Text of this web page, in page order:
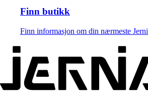
Finn butikk
Finn informasjon om din nærmeste